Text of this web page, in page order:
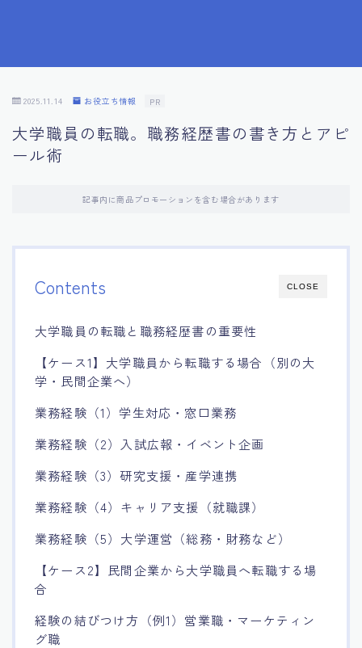
10.面接官に好印象を与える方法
11.キャリアアップを目指す人の応募書類
14.デジタル化やAIの進化がもたらす影響
2025.11.14 お役立ち情報 PR
大学職員の転職。職務経歴書の書き方とアピ
ール術
記事内に商品プロモーションを含む場合があります
CLOSE
Contents
大学職員の転職と職務経歴書の重要性
【ケース1】大学職員から転職する場合（別の大
学・民間企業へ）
業務経験（1）学生対応・窓口業務
業務経験（2）入試広報・イベント企画
業務経験（3）研究支援・産学連携
業務経験（4）キャリア支援（就職課）
業務経験（5）大学運営（総務・財務など）
【ケース2】民間企業から大学職員へ転職する場
合
経験の結びつけ方（例1）営業職・マーケティン
グ職